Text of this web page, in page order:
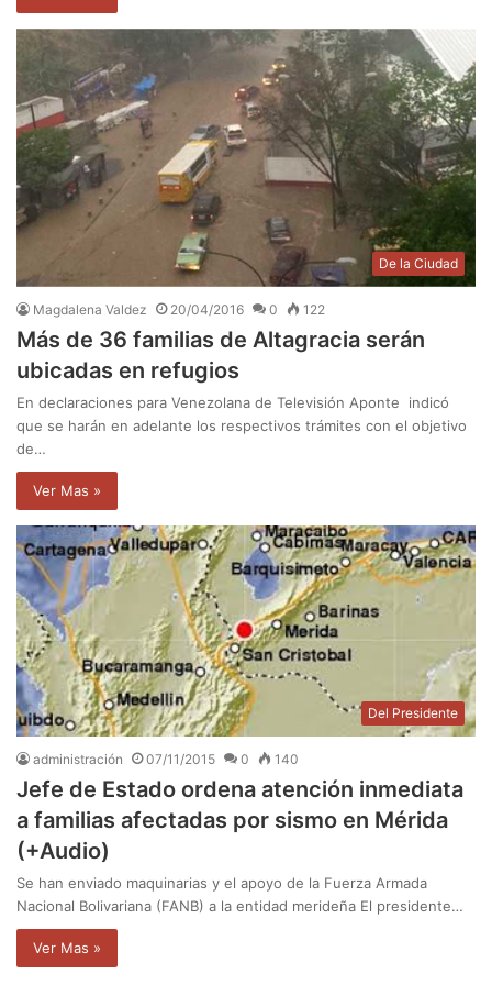
De la Ciudad
Magdalena Valdez 20/04/2016 0 122
Más de 36 familias de Altagracia serán
ubicadas en refugios
En declaraciones para Venezolana de Televisión Aponte indicó
que se harán en adelante los respectivos trámites con el objetivo
de…
Ver Mas »
Del Presidente
administración 07/11/2015 0 140
Jefe de Estado ordena atención inmediata
a familias afectadas por sismo en Mérida
(+Audio)
Se han enviado maquinarias y el apoyo de la Fuerza Armada
Nacional Bolivariana (FANB) a la entidad merideña El presidente…
Ver Mas »